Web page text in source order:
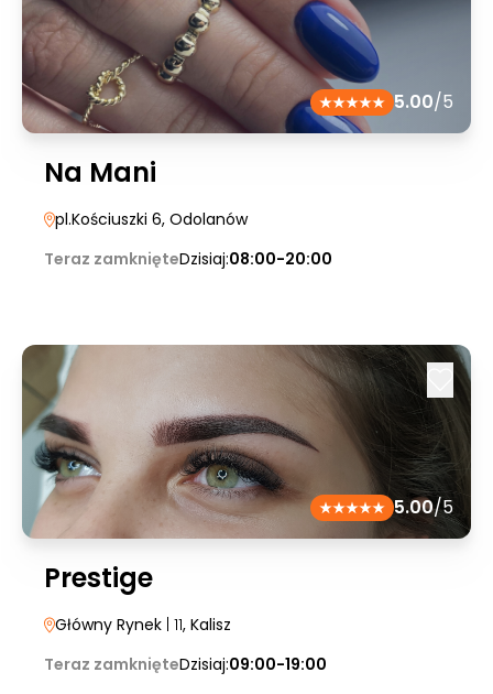
5.00/5
Na Mani
pl.Kościuszki 6, Odolanów
Teraz zamknięteDzisiaj:08:00-20:00
5.00/5
Prestige
Główny Rynek | 11, Kalisz
Teraz zamknięteDzisiaj:09:00-19:00